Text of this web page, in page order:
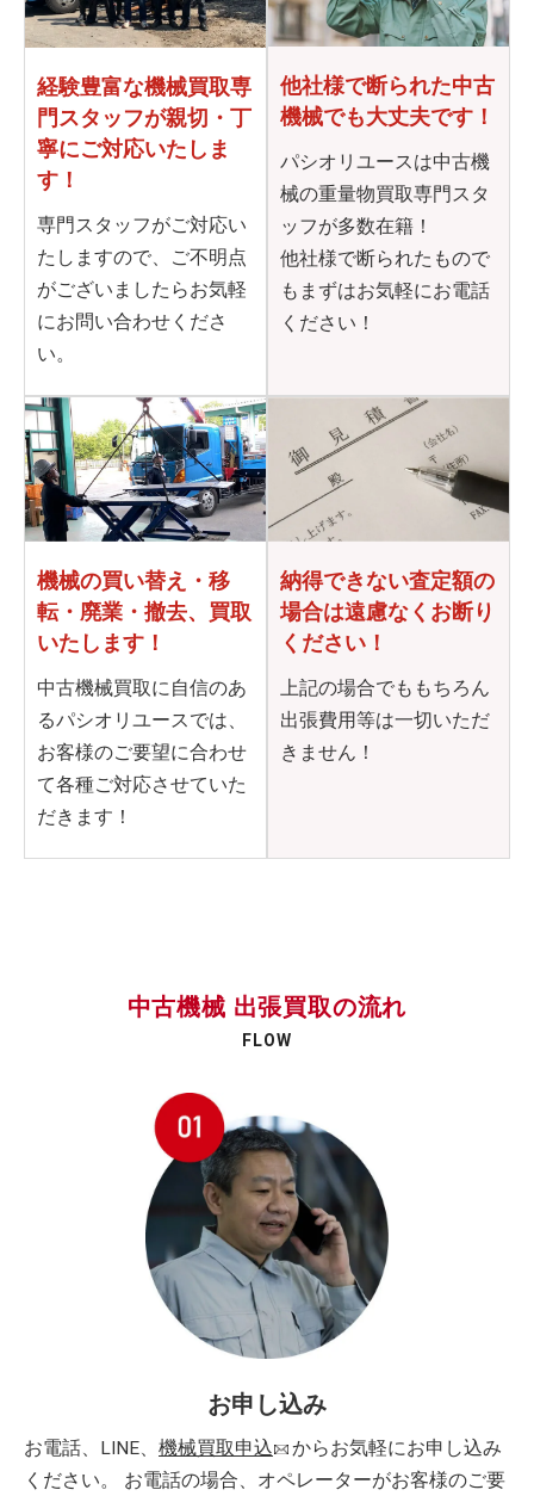
経験豊富な機械買取専
門スタッフが親切・丁
寧にご対応いたしま
す！
専門スタッフがご対応い
たしますので、ご不明点
がございましたらお気軽
にお問い合わせくださ
い。
他社様で断られた中古
機械でも大丈夫です！
パシオリユースは中古機
械の重量物買取専門スタ
ッフが多数在籍！
他社様で断られたもので
もまずはお気軽にお電話
ください！
機械の買い替え・移
転・ 廃業・撤去、買取
いたします！
中古機械買取に自信のあ
るパシオリユースでは、
お客様のご要望に合わせ
て各種ご対応させていた
だきます！
納得できない査定額の
場合は遠慮なくお断り
ください！
上記の場合でももちろん
出張費用等は一切いただ
きません！
中古機械 出張買取の流れ
FLOW
お申し込み
お電話、LINE、 機械買取申込
からお気軽にお申し込み
ください。 お電話の場合、オペレーターがお客様のご要